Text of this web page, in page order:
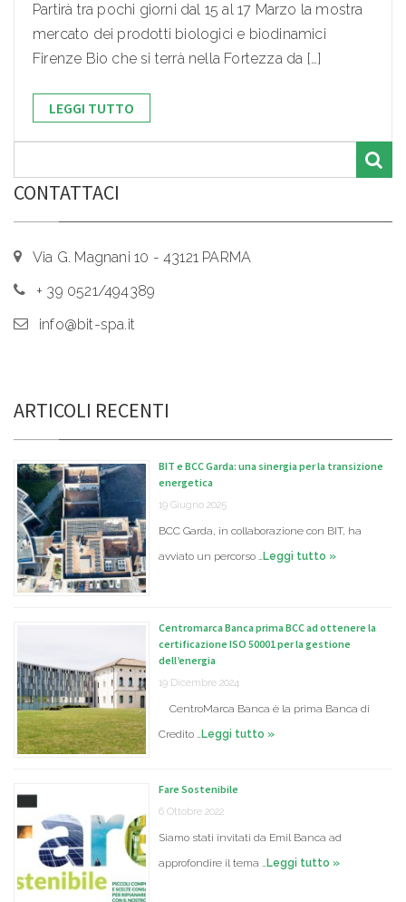
Partirà tra pochi giorni dal 15 al 17 Marzo la mostra
mercato dei prodotti biologici e biodinamici
Firenze Bio che si terrà nella Fortezza da […]
LEGGI TUTTO
CONTATTACI
Via G. Magnani 10 - 43121 PARMA
+ 39 0521/494389
info@bit-spa.it
ARTICOLI RECENTI
BIT e BCC Garda: una sinergia per la transizione
energetica
19 Giugno 2025
BCC Garda, in collaborazione con BIT, ha
avviato un percorso …Leggi tutto »
Centromarca Banca prima BCC ad ottenere la
certificazione ISO 50001 per la gestione
dell’energia
19 Dicembre 2024
CentroMarca Banca è la prima Banca di
Credito …Leggi tutto »
Fare Sostenibile
6 Ottobre 2022
Siamo stati invitati da Emil Banca ad
approfondire il tema …Leggi tutto »